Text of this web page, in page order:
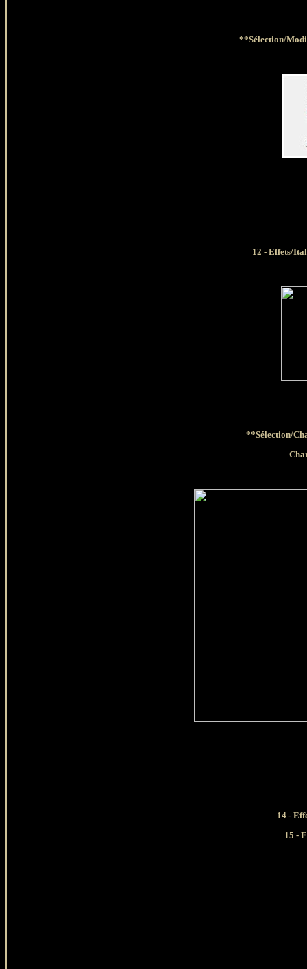
**Sélection/
12 - Effets/
**Sélection/
14 -
15 -